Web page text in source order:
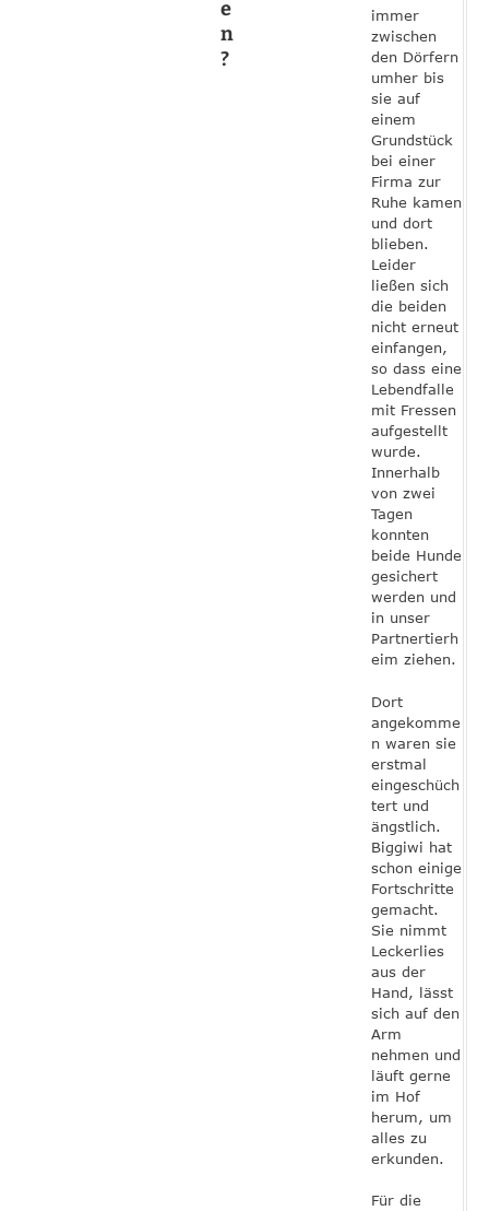
immer
zwischen
den Dörfern
umher bis
sie auf
einem
Grundstück
bei einer
Firma zur
Ruhe kamen
und dort
blieben.
Leider
ließen sich
die beiden
nicht erneut
einfangen,
so dass eine
Lebendfalle
mit Fressen
aufgestellt
wurde.
Innerhalb
von zwei
Tagen
konnten
beide Hunde
gesichert
werden und
in unser
Partnertierh
eim ziehen.
Dort
angekomme
n waren sie
erstmal
eingeschüch
tert und
ängstlich.
Biggiwi hat
schon einige
Fortschritte
gemacht.
Sie nimmt
Leckerlies
aus der
Hand, lässt
sich auf den
Arm
nehmen und
läuft gerne
im Hof
herum, um
alles zu
erkunden.
Für die
e
n
?